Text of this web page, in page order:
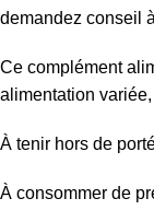
demandez conseil
Ce complément
alimentation
À tenir hors de
À consommer de